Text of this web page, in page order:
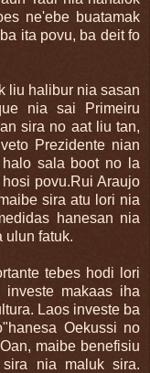
ne'ebe buatamak
ita povu, ba deit fo
liu halibur nia sasan
nia sai Primeiru
sira no aat liu tan,
Prezidente nian
sala boot no la
povu.Rui Araujo
sira atu lori nia
hanesan nia
ulun fatuk.
tebes hodi lori
makaas iha
Laos investe ba
Oekussi no
maibe benefisiu
nia maluk sira.